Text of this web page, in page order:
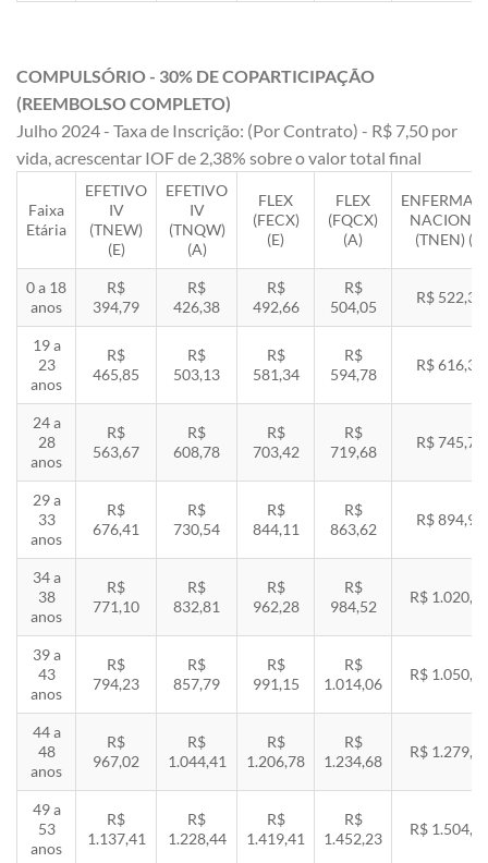
COMPULSÓRIO - 30% DE COPARTICIPAÇÃO
(REEMBOLSO COMPLETO)
Julho 2024 - Taxa de Inscrição: (Por Contrato) - R$ 7,50 por
vida, acrescentar IOF de 2,38% sobre o valor total final
Faixa
Etária
EFETIVO
IV
(TNEW)
(E)
EFETIVO
IV
(TNQW)
(A)
FLEX
(FECX)
(E)
FLEX
(FQCX)
(A)
(TNEN) (E)
0 a 18
anos
R$
394,79
R$
426,38
R$
492,66
R$
504,05
R$ 522,33
19 a
23
anos
R$
465,85
R$
503,13
R$
581,34
R$
594,78
R$ 616,35
24 a
28
anos
R$
563,67
R$
608,78
R$
703,42
R$
719,68
R$ 745,78
29 a
33
anos
R$
676,41
R$
730,54
R$
844,11
R$
863,62
R$ 894,94
34 a
38
anos
R$
771,10
R$
832,81
R$
962,28
R$
984,52
R$
39 a
43
anos
R$
794,23
R$
857,79
R$
991,15
R$
1.014,06
R$
44 a
48
anos
R$
967,02
R$
1.044,41
R$
1.206,78
R$
1.234,68
R$
49 a
53
anos
R$
1.137,41
R$
1.228,44
R$
1.419,41
R$
1.452,23
R$